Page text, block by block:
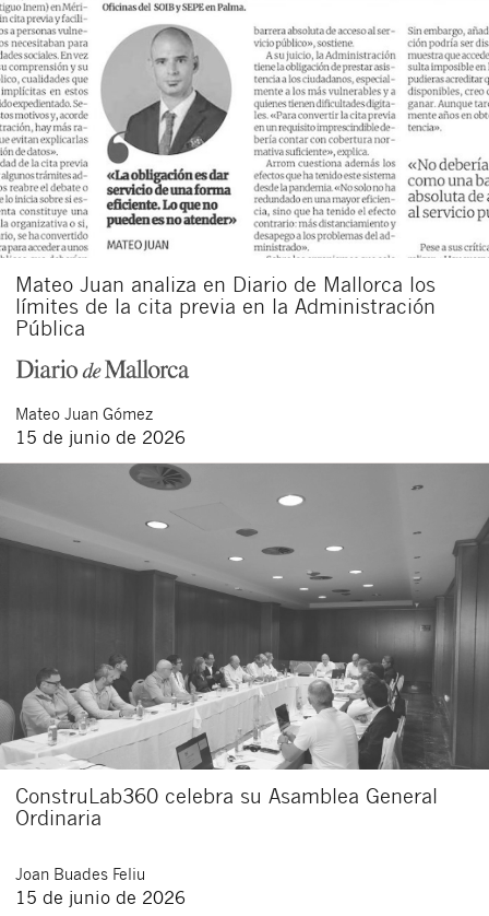
Mateo Juan analiza en Diario de Mallorca los
límites de la cita previa en la Administración
Pública
Mateo Juan Gómez
15 de junio de 2026
ConstruLab360 celebra su Asamblea General
Ordinaria
Joan Buades Feliu
15 de junio de 2026